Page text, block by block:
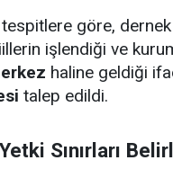
göre, dernek
işlendiği ve
haline geldiği
talep edildi.
Sınırları